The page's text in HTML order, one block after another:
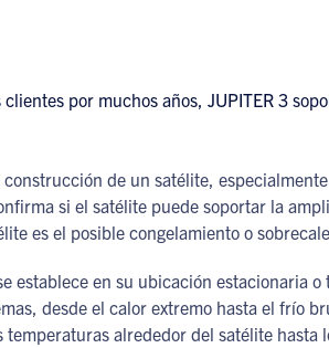
de un satélite,
si el satélite puede soportar la
es el posible congelamiento o
establece en su ubicación
desde el calor extremo hasta el frío
alrededor del satélite